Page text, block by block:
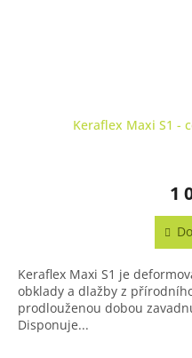
Keraflex Maxi S1 -
1
Keraflex Maxi S1 je
obklady a dlažby z
prodlouženou dobou
Disponuje...